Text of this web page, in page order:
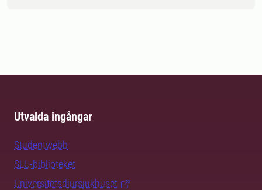
Utvalda ingångar
Studentwebb
SLU-biblioteket
Universitetsdjursjukhuset